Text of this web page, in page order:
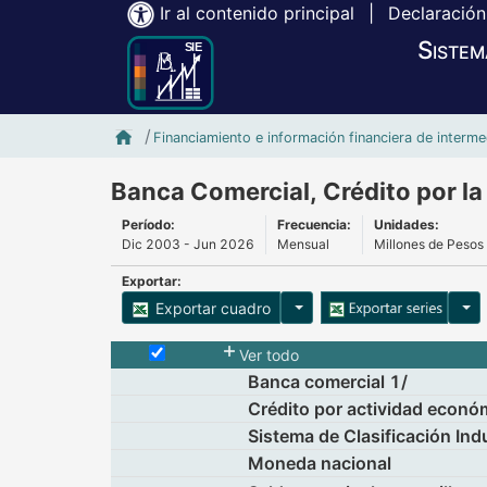
Ir al contenido principal
Inicio SIE-Banxico
Financiamiento e información financiera de
Banca Comercial, Crédito por
Período:
Dic 2003 - Jun 2026
Frecuencia:
Mensual
Unidades:
Millones de Pesos
Exportar:
Exportar cuadro Opciones para exportar
Selecciona o desmarca todas las series
Ver todo
Banca comercial 1/
Crédito por actividad
Sistema de Clasificación
Moneda nacional